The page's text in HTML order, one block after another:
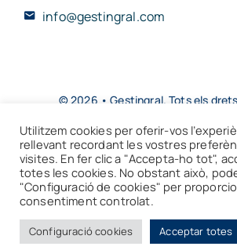
info@gestingral.com
© 2026 • Gestingral. Tots els
Toggle
Navigation
Avís Legal
Política de privacitat
CAT
Utilitzem cookies per oferir-vos
rellevant recordant les vostres
visites. En fer clic a "Accepta-ho tot",
totes les cookies. No obstant això,
"Configuració de cookies" per
consentiment controlat.
Configuració cookies Acceptar totes